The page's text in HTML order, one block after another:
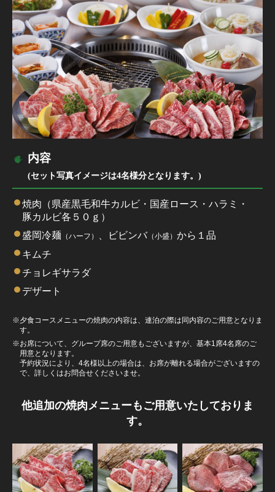
内容
(セット写真イメージは4名様分となります。)
焼肉（県産黒毛和牛カルビ・国産ロース・ハラミ・
豚カルビ各５０ｇ）
盛岡冷麺 （ハーフ） 、ビビンバ（小盛） から１品
キムチ
チョレギサラダ
デザート
※夕食コースメニューの焼肉の内容は、連泊の際は同内容のご用意となりま
す。
※お席について、グループ席のご用意もございますが、基本1席4名席のご
用意となります。
予約状況により、4名様以上の場合は、お席が離れる場合がございますの
で、詳しくはお問合せくださいませ。
他追加の焼肉メニューもご用意いたしておりま
す。